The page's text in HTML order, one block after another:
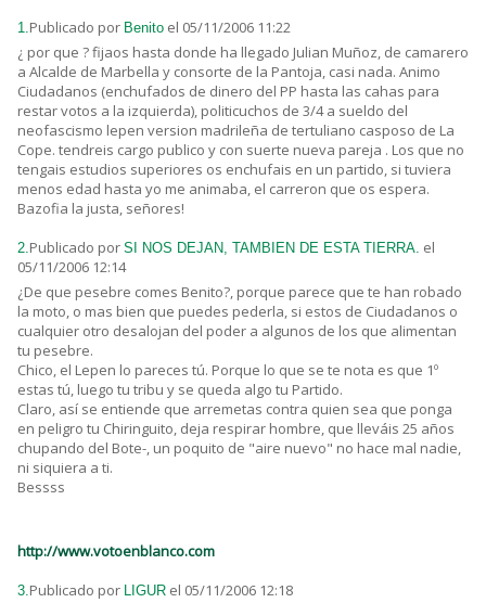
1.Publicado por Benito el 05/11/2006 11:22
¿ por que ? fijaos hasta donde ha llegado Julian Muñoz, de camarero
a Alcalde de Marbella y consorte de la Pantoja, casi nada. Animo
Ciudadanos (enchufados de dinero del PP hasta las cahas para
restar votos a la izquierda), politicuchos de 3/4 a sueldo del
neofascismo lepen version madrileña de tertuliano casposo de La
Cope. tendreis cargo publico y con suerte nueva pareja . Los que no
tengais estudios superiores os enchufais en un partido, si tuviera
menos edad hasta yo me animaba, el carreron que os espera.
Bazofia la justa, señores!
2.Publicado por SI NOS DEJAN, TAMBIEN DE ESTA TIERRA. el
05/11/2006 12:14
¿De que pesebre comes Benito?, porque parece que te han robado
la moto, o mas bien que puedes pederla, si estos de Ciudadanos o
cualquier otro desalojan del poder a algunos de los que alimentan
tu pesebre.
Chico, el Lepen lo pareces tú. Porque lo que se te nota es que 1º
estas tú, luego tu tribu y se queda algo tu Partido.
Claro, así se entiende que arremetas contra quien sea que ponga
en peligro tu Chiringuito, deja respirar hombre, que lleváis 25 años
chupando del Bote-, un poquito de "aire nuevo" no hace mal nadie,
ni siquiera a ti.
Bessss
http://www.votoenblanco.com
3.Publicado por LIGUR el 05/11/2006 12:18